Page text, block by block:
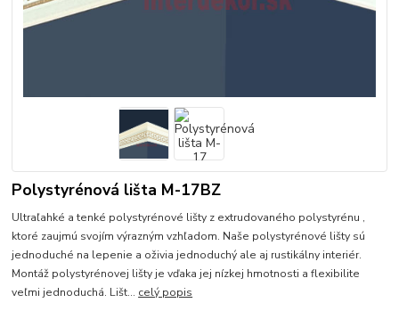
Polystyrénová lišta M-17BZ
Ultraľahké a tenké polystyrénové lišty z extrudovaného polystyrénu ,
ktoré zaujmú svojím výrazným vzhľadom. Naše polystyrénové lišty sú
jednoduché na lepenie a oživia jednoduchý ale aj rustikálny interiér.
Montáž polystyrénovej lišty je vďaka jej nízkej hmotnosti a flexibilite
veľmi jednoduchá. Lišt... celý popis